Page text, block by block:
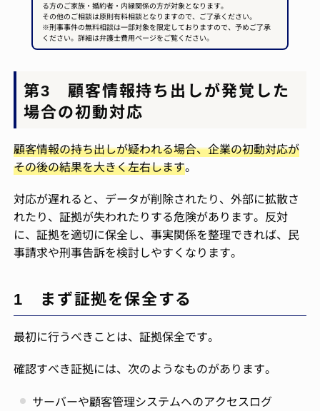
る方のご家族・婚約者・内縁関係の方が対象となります。
その他のご相談は原則有料相談となりますので、ご了承ください。
※刑事事件の無料相談は一部対象を限定しておりますので、予めご了承
ください。詳細は弁護士費用ページをご覧ください。
第3 顧客情報持ち出しが発覚した
場合の初動対応
顧客情報の持ち出しが疑われる場合、企業の初動対応が
その後の結果を大きく左右します。
対応が遅れると、データが削除されたり、外部に拡散さ
れたり、証拠が失われたりする危険があります。反対
に、証拠を適切に保全し、事実関係を整理できれば、民
事請求や刑事告訴を検討しやすくなります。
1 まず証拠を保全する
最初に行うべきことは、証拠保全です。
確認すべき証拠には、次のようなものがあります。
サーバーや顧客管理システムへのアクセスログ